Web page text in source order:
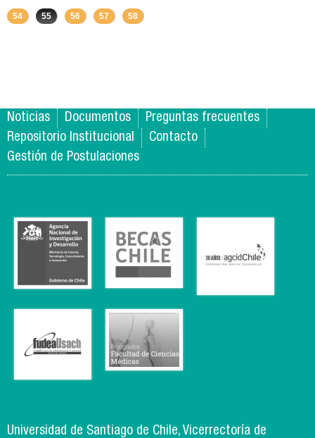
54 55 56 57 58
Noticias Documentos
Preguntas frecuentes
Repositorio Institucional
Contacto
Gestión de Postulaciones
Universidad de Santiago de Chile, Vicerrectoría de